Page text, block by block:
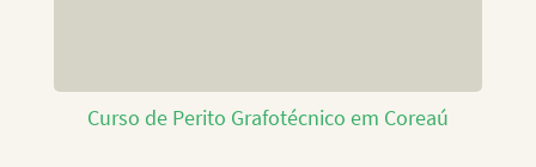
Curso de Perito Grafotécnico em Coreaú